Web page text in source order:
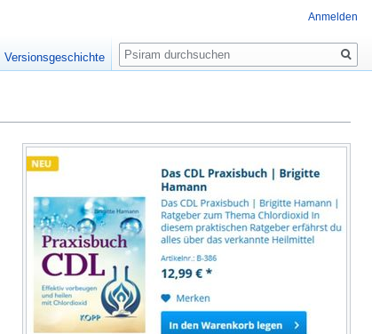
Anmelden
Versionsgeschichte
Suche